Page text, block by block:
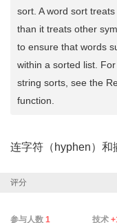
sort. A word sort
than it treats other
to ensure that words
within a sorted list.
string sorts, see the
function.
连字符（hyphen）和
评分
参与人数 1 技术